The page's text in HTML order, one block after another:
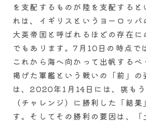
を支配するものが陸を支配すると
れは、イギリスというヨーロッパ
大英帝国と呼ばれるほどの存在に
でもあります。7月10日の時点で
これから海へ向かって出帆するべ
掲げた軍艦という戦いの「前」の
は、2020年1月14日には、挑も
（チャレンジ）に勝利した「結
す。そしてその勝利の要因は、「